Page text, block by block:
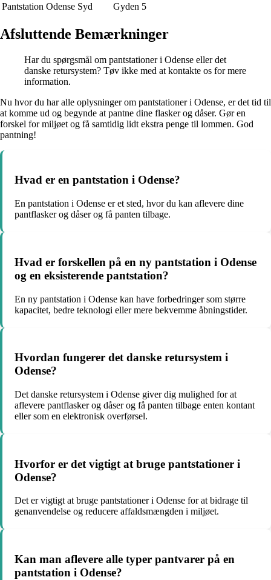
Pantstation Odense Syd
Gyden 5
Afsluttende Bemærkninger
Har du spørgsmål om pantstationer i Odense eller det
danske retursystem? Tøv ikke med at kontakte os for mere
information.
Nu hvor du har alle oplysninger om pantstationer i Odense, er det tid til
at komme ud og begynde at pantne dine flasker og dåser. Gør en
forskel for miljøet og få samtidig lidt ekstra penge til lommen. God
pantning!
Hvad er en pantstation i Odense?
En pantstation i Odense er et sted, hvor du kan aflevere dine
pantflasker og dåser og få panten tilbage.
Hvad er forskellen på en ny pantstation i Odense
og en eksisterende pantstation?
En ny pantstation i Odense kan have forbedringer som større
kapacitet, bedre teknologi eller mere bekvemme åbningstider.
Hvordan fungerer det danske retursystem i
Odense?
Det danske retursystem i Odense giver dig mulighed for at
aflevere pantflasker og dåser og få panten tilbage enten kontant
eller som en elektronisk overførsel.
Hvorfor er det vigtigt at bruge pantstationer i
Odense?
Det er vigtigt at bruge pantstationer i Odense for at bidrage til
genanvendelse og reducere affaldsmængden i miljøet.
Kan man aflevere alle typer pantvarer på en
pantstation i Odense?